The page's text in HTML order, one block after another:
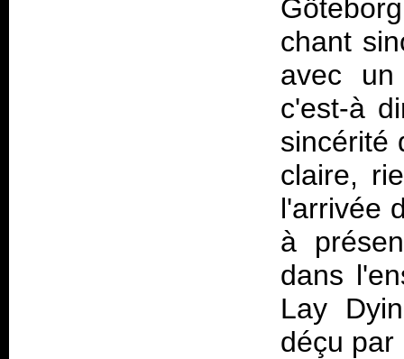
chant
avec
c'est-à
sincérité
claire,
l'arrivée
à
dans
Lay
déçu par